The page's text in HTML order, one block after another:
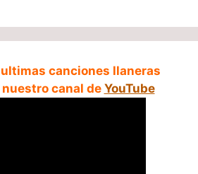
canciones llaneras
canal de YouTube